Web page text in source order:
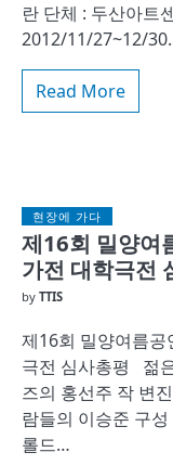
란 단체 : 두산아트
2012/11/27~12/
Read More
현장에 가다
제16회 밀양여
가전 대학극전
by TTIS
제16회 밀양여름
극전 심사총평 젊
즈의 홍선주 작 변
람들의 이승준 구
롤드…